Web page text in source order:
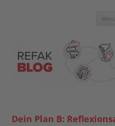
Blog der Menü
Dein Plan B: